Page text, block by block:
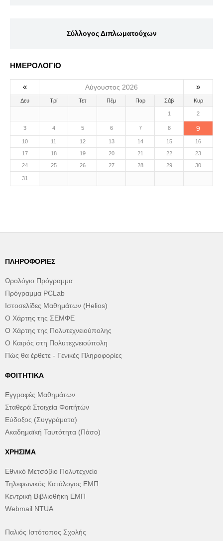
Σύλλογος Διπλωματούχων
ΗΜΕΡΟΛΟΓΙΟ
« Αύγουστος 2026 »
Δευ Τρί Τετ Πέμ Παρ Σάβ Κυρ
1 2
3 4 5 6 7 8 9
10 11 12 13 14 15
16
17
18 19 20 21 22
23
24
25 26 27 28 29 30
31
ΠΛΗΡΟΦΟΡΊΕΣ
Ωρολόγιο Πρόγραμμα
Πρόγραμμα PCLab
Ιστοσελίδες Μαθημάτων (Helios)
Ο Χάρτης της ΣΕΜΦΕ
Ο Χάρτης της Πολυτεχνειούπολης
Ο Καιρός στη Πολυτεχνειούπολη
Πώς θα έρθετε - Γενικές Πληροφορίες
ΦΟΙΤΗΤΙΚΆ
Εγγραφές Μαθημάτων
Σταθερά Στοιχεία Φοιτήτών
Εύδοξος (Συγγράματα)
Ακαδημαϊκή Ταυτότητα (Πάσο)
ΧΡΉΣΙΜΑ
Εθνικό Μετσόβιο Πολυτεχνείο
Τηλεφωνικός Κατάλογος ΕΜΠ
Κεντρική Βιβλιοθήκη ΕΜΠ
Webmail NTUA
Παλιός Ιστότοπος Σχολής